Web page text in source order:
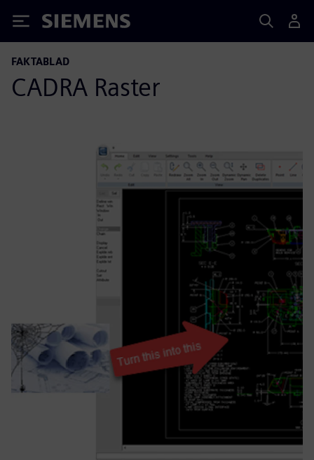
Siemens
FAKTABLAD
CADRA Raster